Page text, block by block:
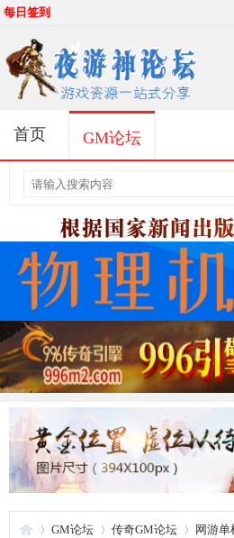
每日签到
首页 GM论坛
GM论坛 传奇GM论坛 网游单